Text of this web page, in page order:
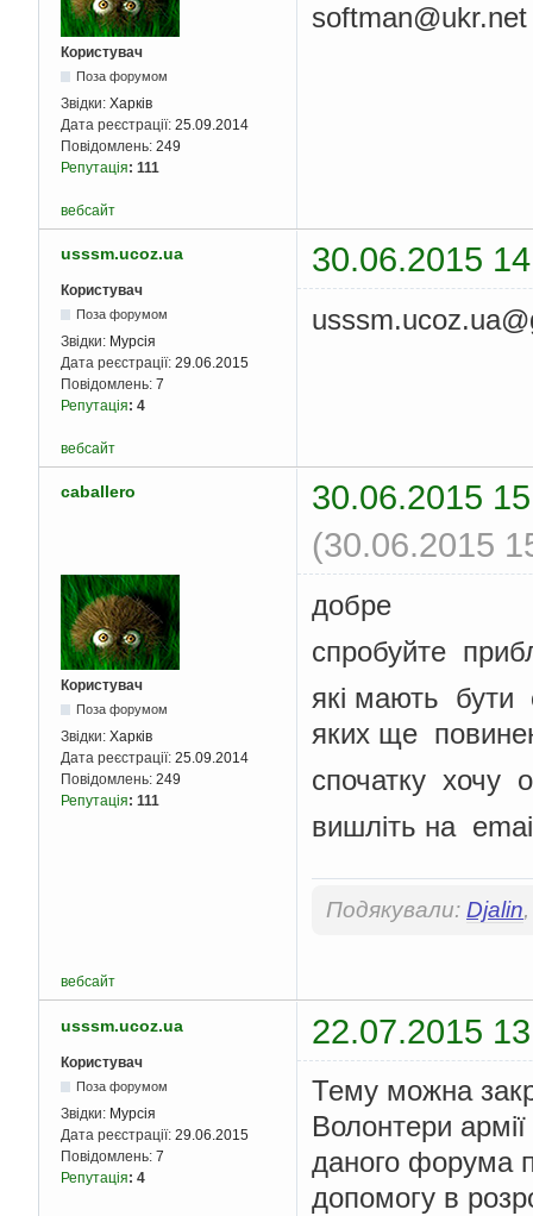
Користувач
Поза форумом
Звідки: Харків
Дата реєстрації: 25.09.2014
Повідомлень: 249
Репутація: 111
softman@ukr.net
вебсайт
usssm.ucoz.ua 30.06.2015
Користувач
Поза форумом
Звідки: Мурсія
Дата реєстрації: 29.06.2015
Повідомлень: 7
Репутація: 4
вебсайт
caballero
30.06.2015
(30.06.2015
Користувач
Поза форумом
Звідки: Харків
Дата реєстрації: 25.09.2014
Повідомлень: 249
Репутація: 111
добре
спробуйте
якi мають бути
яких ще
спочатку хочу
вишлiть на
Подякували: Djalin
вебсайт
usssm.ucoz.ua 22.07.2015
Користувач
Поза форумом
Звідки: Мурсія
Дата реєстрації: 29.06.2015
Повідомлень: 7
Репутація: 4
Тему можна
Волонтери
даного форума
допомогу в